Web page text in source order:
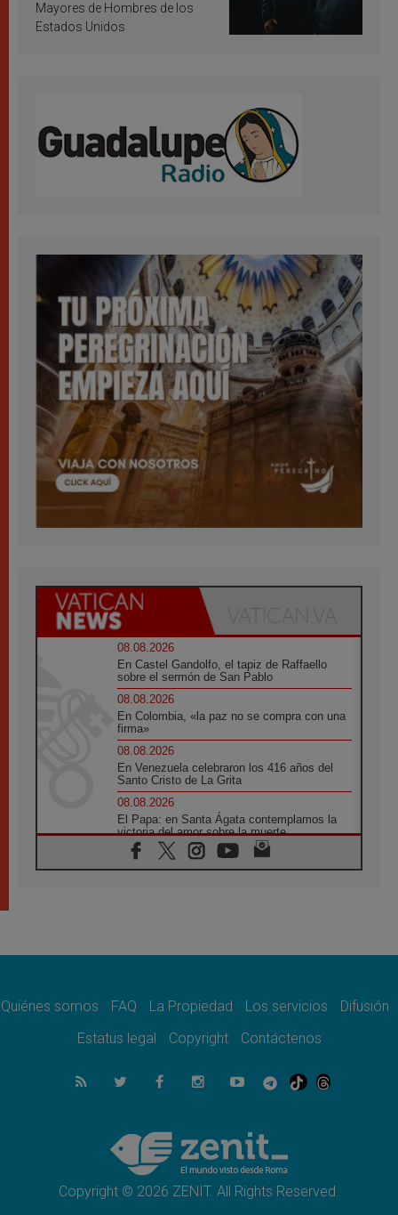
Mayores de Hombres de los
Estados Unidos
08.08.2026
En Castel Gandolfo, el tapiz de Raffaello
sobre el sermón de San Pablo
08.08.2026
En Colombia, «la paz no se compra con una
firma»
08.08.2026
En Venezuela celebraron los 416 años del
Santo Cristo de La Grita
08.08.2026
El Papa: en Santa Ágata contemplamos la
victoria del amor sobre la muerte
08.08.2026
León XIV visitará el Santuario de la Madre
07.08.2026
07.08.2026
el compromiso del cristiano"
La matanza de niños en Gaza no cesa: 300
muertos en 300 días
Tagle: La guerra desfigura el mundo, solo la
revelación de Dios lo transfigura
Quiénes somos FAQ La Propiedad Los servicios
Difusión
Estatus legal
Copyright Contáctenos
Copyright © 2026 ZENIT. All Rights Reserved.